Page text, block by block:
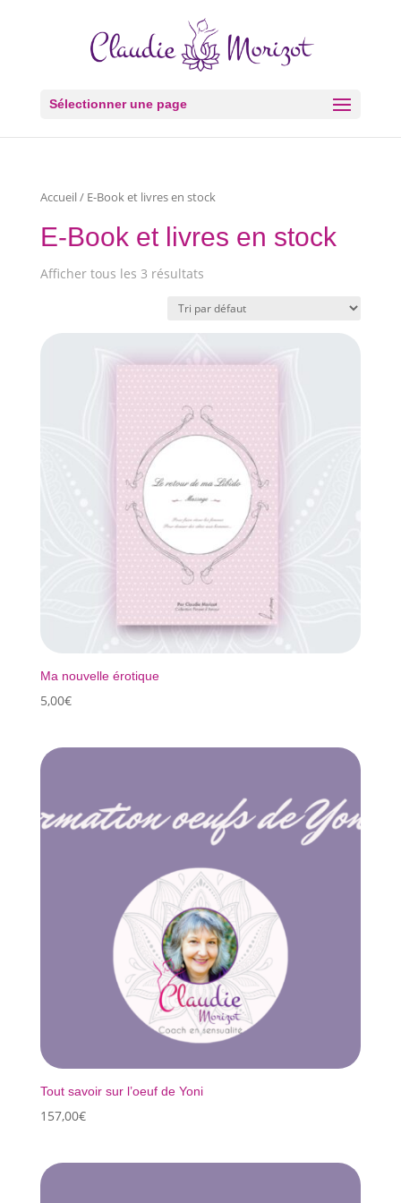
Sélectionner une page
Accueil/ E-Book et livres en stock
E-Book et livres en stock
Afficher tous les 3 résultats
Ma nouvelle érotique
5,00€
Tout savoir sur l’oeuf de Yoni
157,00€